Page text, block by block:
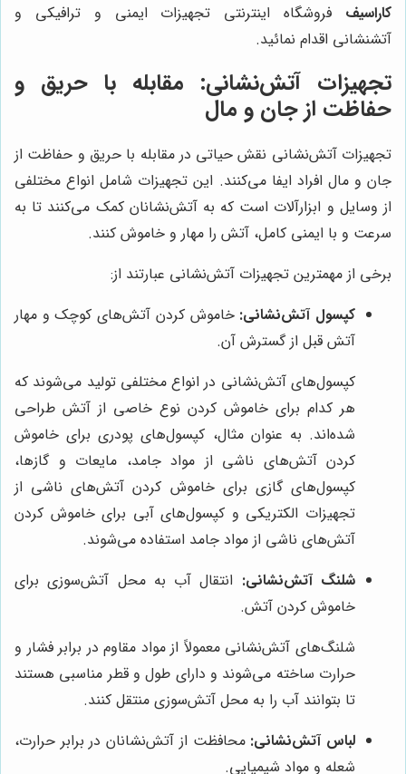
کاراسیف فروشگاه اینترنتی تجهیزات ایمنی و ترافیکی و
آتشنشانی اقدام نمائید.
تجهیزات آتش‌نشانی: مقابله با حریق و
حفاظت از جان و مال
تجهیزات آتش‌نشانی نقش حیاتی در مقابله با حریق و حفاظت از
جان و مال افراد ایفا می‌کنند. این تجهیزات شامل انواع مختلفی
از وسایل و ابزارآلات است که به آتش‌نشانان کمک می‌کنند تا به
سرعت و با ایمنی کامل، آتش را مهار و خاموش کنند.
برخی از مهمترین تجهیزات آتش‌نشانی عبارتند از:
کپسول آتش‌نشانی: خاموش کردن آتش‌های کوچک و مهار
آتش قبل از گسترش آن.
کپسول‌های آتش‌نشانی در انواع مختلفی تولید می‌شوند که
هر کدام برای خاموش کردن نوع خاصی از آتش طراحی
شده‌اند. به عنوان مثال، کپسول‌های پودری برای خاموش
کردن آتش‌های ناشی از مواد جامد، مایعات و گازها،
کپسول‌های گازی برای خاموش کردن آتش‌های ناشی از
تجهیزات الکتریکی و کپسول‌های آبی برای خاموش کردن
آتش‌های ناشی از مواد جامد استفاده می‌شوند.
شلنگ آتش‌نشانی: انتقال آب به محل آتش‌سوزی برای
خاموش کردن آتش.
شلنگ‌های آتش‌نشانی معمولاً از مواد مقاوم در برابر فشار و
حرارت ساخته می‌شوند و دارای طول و قطر مناسبی هستند
تا بتوانند آب را به محل آتش‌سوزی منتقل کنند.
لباس آتش‌نشانی: محافظت از آتش‌نشانان در برابر حرارت،
شعله و مواد شیمیایی.